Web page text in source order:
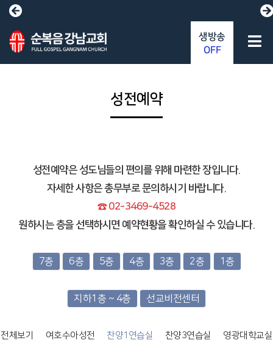
성전예약
성전예약은 성도님들의 편의를 위해 마련한 장입니다.
자세한 사항은 총무부로 문의하시기 바랍니다.
☎ 02-3469-4528
원하시는 층을 선택하시면 예약현황을 확인하실 수 있습니다.
7층 6층 5층 4층 3층 2층 1층
지하1층 ~ 4층 선교비전센터
전체보기 여호수아성전 찬양1연습실 찬양3연습실 영광대학교실
생방송
OFF